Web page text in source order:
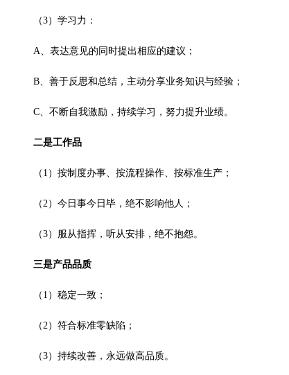
（3）学习力：
A、表达意见的同时提出相应的建议；
B、善于反思和总结，主动分享业务知识与经验；
C、不断自我激励，持续学习，努力提升业绩。
二是工作品
（1）按制度办事、按流程操作、按标准生产；
（2）今日事今日毕，绝不影响他人；
（3）服从指挥，听从安排，绝不抱怨。
三是产品品质
（1）稳定一致；
（2）符合标准零缺陷；
（3）持续改善，永远做高品质。